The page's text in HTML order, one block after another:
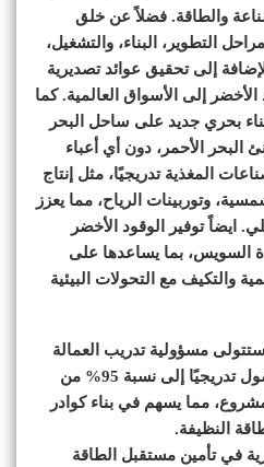
والطاقة. فضلاً عن خلق
التطوير، البناء، والتشغيل،
إلى تحقيق عوائد تصديرية
إلى الأسواق العالمية. كما
بحري جديد على ساحل البحر
البحر الأحمر، دون أي أعباء
المغذية تدريجيًا، مثل إنتاج
وتوربينات الرياح، مما يعزز
ايضاً توفير الوقود الأخضر
السويس، بما يساعدها على
والتكيف مع التحولات البيئية
مسؤولية تدريب العمالة
المصرية وتأهيلها، بهدف الوصول تدريجيًا إلى نسبة 95% من
مما يسهم في بناء كوادر
النظيفة.
في تأمين مستقبل الطاقة